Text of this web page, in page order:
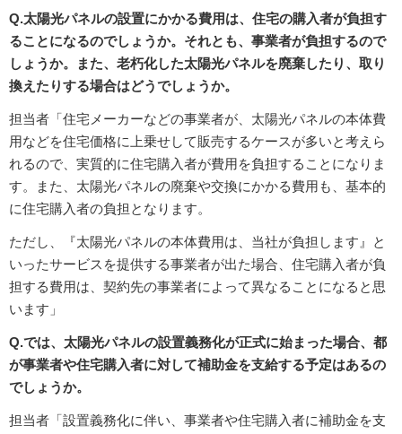
Q.太陽光パネルの設置にかかる費用は、住宅の購入者が負担す
ることになるのでしょうか。それとも、事業者が負担するので
しょうか。また、老朽化した太陽光パネルを廃棄したり、取り
換えたりする場合はどうでしょうか。
担当者「住宅メーカーなどの事業者が、太陽光パネルの本体費
用などを住宅価格に上乗せして販売するケースが多いと考えら
れるので、実質的に住宅購入者が費用を負担することになりま
す。また、太陽光パネルの廃棄や交換にかかる費用も、基本的
に住宅購入者の負担となります。
ただし、『太陽光パネルの本体費用は、当社が負担します』と
いったサービスを提供する事業者が出た場合、住宅購入者が負
担する費用は、契約先の事業者によって異なることになると思
います」
Q.では、太陽光パネルの設置義務化が正式に始まった場合、都
が事業者や住宅購入者に対して補助金を支給する予定はあるの
でしょうか。
担当者「設置義務化に伴い、事業者や住宅購入者に補助金を支